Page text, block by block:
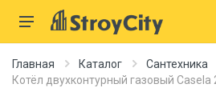
Главная Каталог Сантехника
Котёл двухконтурный газовый Casela